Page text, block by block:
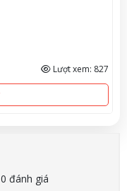
Lượt bán: 579
0 đánh giá